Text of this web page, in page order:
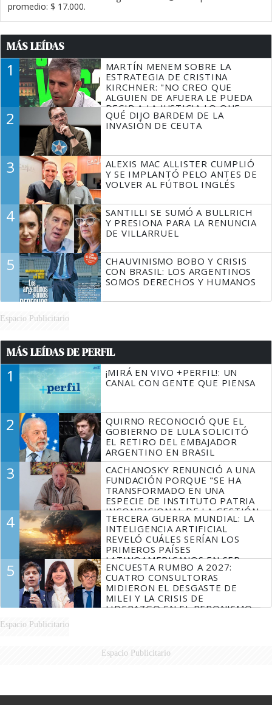
promedio: $ 17.000.
MÁS LEÍDAS
1
MARTÍN MENEM SOBRE LA
ESTRATEGIA DE CRISTINA
KIRCHNER: "NO CREO QUE
ALGUIEN DE AFUERA LE PUEDA
DECIR A LA JUSTICIA LO QUE
TIENE QUE HACER"
2
QUÉ DIJO BARDEM DE LA
INVASIÓN DE CEUTA
3
ALEXIS MAC ALLISTER CUMPLIÓ
Y SE IMPLANTÓ PELO ANTES DE
VOLVER AL FÚTBOL INGLÉS
4
SANTILLI SE SUMÓ A BULLRICH
Y PRESIONA PARA LA RENUNCIA
DE VILLARRUEL
5
CHAUVINISMO BOBO Y CRISIS
CON BRASIL: LOS ARGENTINOS
SOMOS DERECHOS Y HUMANOS
Espacio Publicitario
MÁS LEÍDAS DE PERFIL
1
¡MIRÁ EN VIVO +PERFIL!: UN
CANAL CON GENTE QUE PIENSA
2
QUIRNO RECONOCIÓ QUE EL
GOBIERNO DE LULA SOLICITÓ
EL RETIRO DEL EMBAJADOR
ARGENTINO EN BRASIL
3
CACHANOSKY RENUNCIÓ A UNA
FUNDACIÓN PORQUE "SE HA
TRANSFORMADO EN UNA
ESPECIE DE INSTITUTO PATRIA
INCONDICIONAL DE LA GESTIÓN
DE MILEI"
4
TERCERA GUERRA MUNDIAL: LA
INTELIGENCIA ARTIFICIAL
REVELÓ CUÁLES SERÍAN LOS
PRIMEROS PAÍSES
LATINOAMERICANOS EN SER
DERROTADOS
5
ENCUESTA RUMBO A 2027:
CUATRO CONSULTORAS
MIDIERON EL DESGASTE DE
MILEI Y LA CRISIS DE
LIDERAZGO EN EL PERONISMO
Espacio Publicitario
Espacio Publicitario